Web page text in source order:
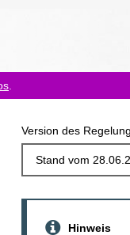
Version des
Hinweis